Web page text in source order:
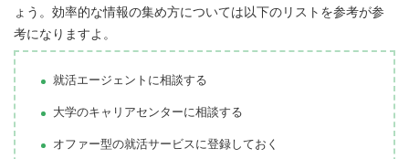
ょう。効率的な情報の集め方については以下のリストを参考が参
考になりますよ。
就活エージェントに相談する
大学のキャリアセンターに相談する
オファー型の就活サービスに登録しておく